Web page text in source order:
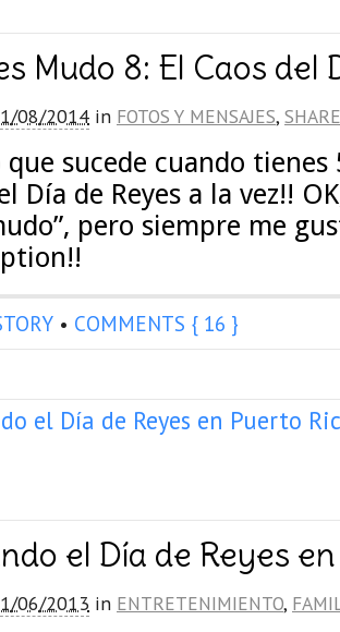
Mudo 8: El Caos del
08/2014 in FOTOS Y MENSAJES, SHARE
que sucede cuando
Día de Reyes a la vez!!
pero siempre me
• COMMENTS { 16 }
el Día de Reyes
06/2013 in ENTRETENIMIENTO,